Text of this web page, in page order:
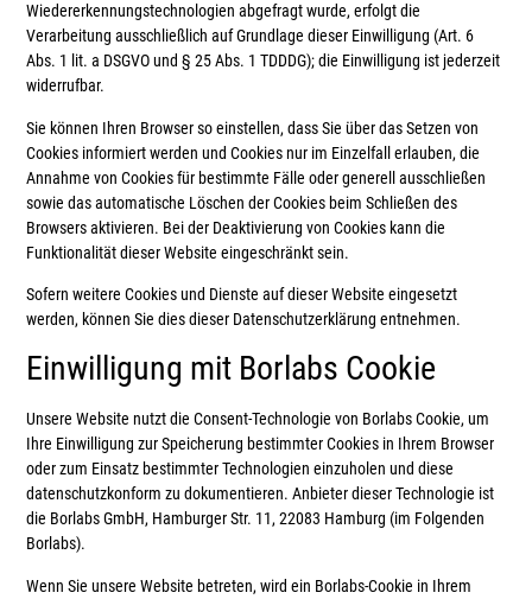
Wiedererkennungstechnologien abgefragt wurde, erfolgt die
Verarbeitung ausschließlich auf Grundlage dieser Einwilligung (Art. 6
Abs. 1 lit. a DSGVO und § 25 Abs. 1 TDDDG); die Einwilligung ist jederzeit
widerrufbar.
Sie können Ihren Browser so einstellen, dass Sie über das Setzen von
Cookies informiert werden und Cookies nur im Einzelfall erlauben, die
Annahme von Cookies für bestimmte Fälle oder generell ausschließen
sowie das automatische Löschen der Cookies beim Schließen des
Browsers aktivieren. Bei der Deaktivierung von Cookies kann die
Funktionalität dieser Website eingeschränkt sein.
Sofern weitere Cookies und Dienste auf dieser Website eingesetzt
werden, können Sie dies dieser Datenschutzerklärung entnehmen.
Einwilligung mit Borlabs Cookie
Unsere Website nutzt die Consent-Technologie von Borlabs Cookie, um
Ihre Einwilligung zur Speicherung bestimmter Cookies in Ihrem Browser
oder zum Einsatz bestimmter Technologien einzuholen und diese
datenschutzkonform zu dokumentieren. Anbieter dieser Technologie ist
die Borlabs GmbH, Hamburger Str. 11, 22083 Hamburg (im Folgenden
Borlabs).
Wenn Sie unsere Website betreten, wird ein Borlabs-Cookie in Ihrem